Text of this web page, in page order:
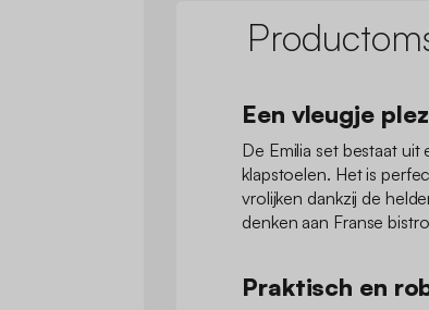
Een vleugje
De Emilia set bestaat uit
klapstoelen. Het is
vrolijken dankzij de
denken aan Franse
Praktisch en